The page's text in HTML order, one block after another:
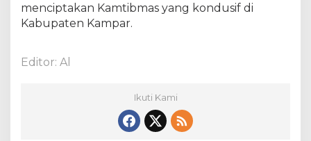
menciptakan Kamtibmas yang kondusif di
Kabupaten Kampar.
Editor: Al
Ikuti Kami